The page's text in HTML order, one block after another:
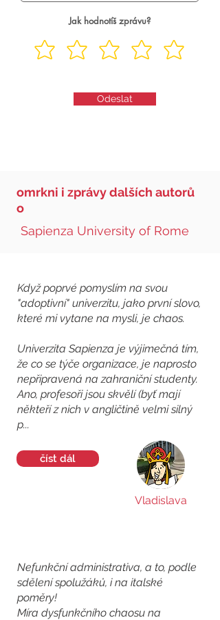
Jak hodnotíš zprávu?
Odeslat
omrkni i zprávy dalších autorů
o
Sapienza University of Rome
Když poprvé pomyslím na svou
"adoptivní" univerzitu, jako první slovo,
které mi vytane na mysli, je chaos.
Univerzita Sapienza je výjimečná tím,
že co se týče organizace, je naprosto
nepřipravená na zahraniční studenty.
Ano, profesoři jsou skvělí (byť mají
někteří z nich v angličtině velmi silný
p...
číst dál
Vladislava
Nefunkční administrativa, a to, podle
sdělení spolužáků, i na italské
poměry!
Míra dysfunkčního chaosu na